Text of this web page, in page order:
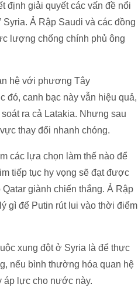
định giải quyết các vấn đề nổi
Ả Rập Saudi và các đồng
lượng chống chính phủ ông
hệ với phương Tây
đó, canh bạc này vẫn hiệu quả,
ra cả Latakia. Nhưng sau
thay đổi nhanh chóng.
các lựa chọn làm thế nào để
tiếp tục hy vọng sẽ đạt được
giành chiến thắng. Ả Rập
gì để Putin rút lui vào thời điểm
xung đột ở Syria là để thực
nếu bình thường hóa quan hệ
áp lực cho nước này.